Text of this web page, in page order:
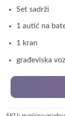
Set sadrži
1 autić na
1 kran
građeviska